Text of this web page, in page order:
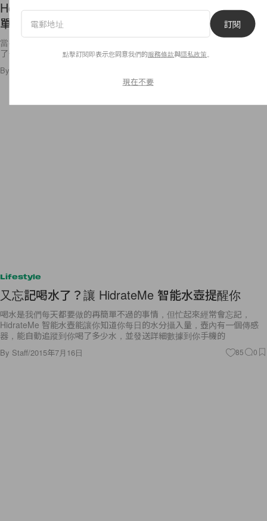
Hollywood 女星都在穿甚麼？本季度最火紅的時尚
單品是……
當手指劃過一位又一位 Hollywood 女星演員的 Social media 發佈，發現
了一件不約而同的事！大家都穿上了露肩膀的 Off shoulder
By
Lifestyle
又忘記喝水了？讓 HidrateMe 智能水壺提醒你
喝水是我們每天都要做的再簡單不過的事情，但忙起來經常會忘記，
HidrateMe 智能水壺能讓你知道你每日的水分攝入量，壺內有一個傳感
器，能自動追蹤到你喝了多少水，並發送詳細數據到你手機的
By Staff/2015年7月16日 85 0
訂閱
點擊訂閱即表示您同意我們的服務條款與隱私政策
現在不要